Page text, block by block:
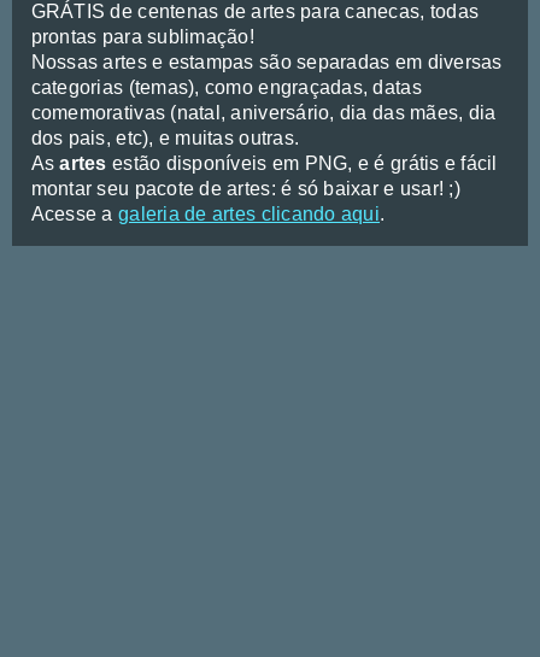
GRÁTIS de centenas de artes para canecas, todas
prontas para sublimação!
Nossas artes e estampas são separadas em diversas
categorias (temas), como engraçadas, datas
comemorativas (natal, aniversário, dia das mães, dia
dos pais, etc), e muitas outras.
Asartes estão disponíveis em PNG, e é grátis e fácil
montar seu pacote de artes: é só baixar e usar! ;)
Acesse a galeria de artes clicando aqui.